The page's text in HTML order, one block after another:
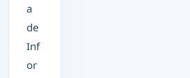
a
de
Inf
or